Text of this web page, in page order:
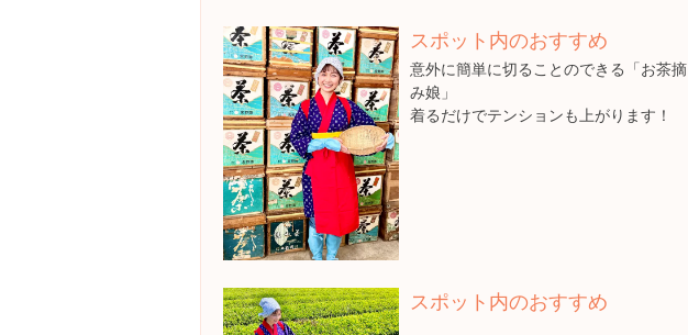
スポット内のおすすめ
意外に簡単に切ることのできる「お茶摘
み娘」
着るだけでテンションも上がります！
スポット内のおすすめ